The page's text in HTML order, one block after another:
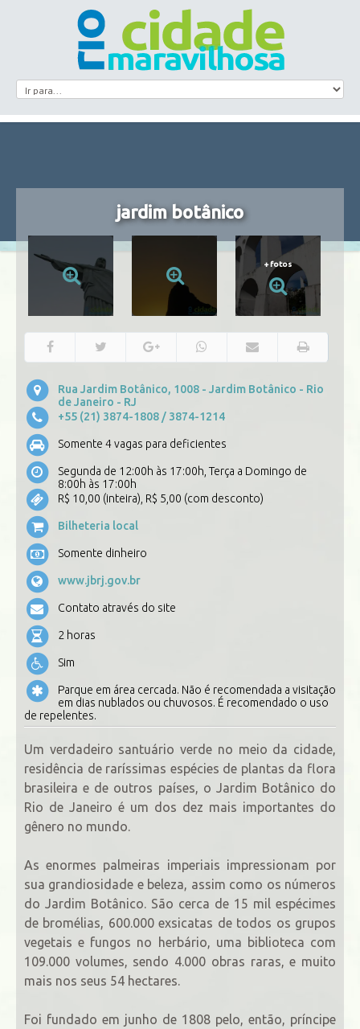
jardim botânico
+fotos
Rua Jardim Botânico, 1008 - Jardim Botânico - Rio
de Janeiro - RJ
+55 (21) 3874-1808 / 3874-1214
Somente 4 vagas para deficientes
Segunda de 12:00h às 17:00h, Terça a Domingo de
8:00h às 17:00h
R$ 10,00 (inteira), R$ 5,00 (com desconto)
Bilheteria local
Somente dinheiro
www.jbrj.gov.br
Contato através do site
2 horas
Sim
Parque em área cercada. Não é recomendada a visitação
em dias nublados ou chuvosos. É recomendado o uso
de repelentes.
Um verdadeiro santuário verde no meio da cidade,
residência de raríssimas espécies de plantas da flora
brasileira e de outros países, o Jardim Botânico do
Rio de Janeiro é um dos dez mais importantes do
gênero no mundo.
As enormes palmeiras imperiais impressionam por
sua grandiosidade e beleza, assim como os números
do Jardim Botânico. São cerca de 15 mil espécimes
de bromélias, 600.000 exsicatas de todos os grupos
vegetais e fungos no herbário, uma biblioteca com
109.000 volumes, sendo 4.000 obras raras, e muito
mais nos seus 54 hectares.
Foi fundado em junho de 1808 pelo, então, príncipe